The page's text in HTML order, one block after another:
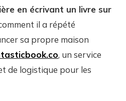
en écrivant un livre sur
il a répété
sa propre maison
, un service
de logistique pour les